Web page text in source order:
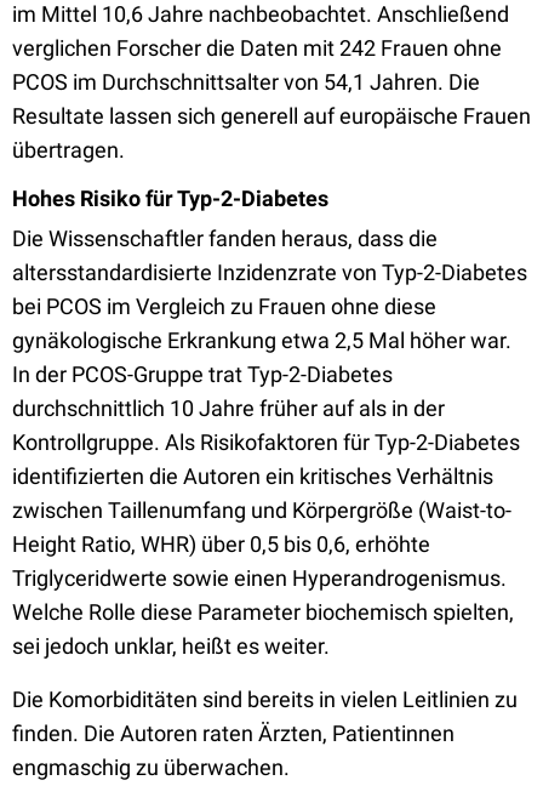
im Mittel 10,6 Jahre nachbeobachtet. Anschließend
verglichen Forscher die Daten mit 242 Frauen ohne
PCOS im Durchschnittsalter von 54,1 Jahren. Die
Resultate lassen sich generell auf europäische Frauen
übertragen.
Hohes Risiko für Typ-2-Diabetes
Die Wissenschaftler fanden heraus, dass die
altersstandardisierte Inzidenzrate von Typ-2-Diabetes
bei PCOS im Vergleich zu Frauen ohne diese
gynäkologische Erkrankung etwa 2,5 Mal höher war.
In der PCOS-Gruppe trat Typ-2-Diabetes
durchschnittlich 10 Jahre früher auf als in der
Kontrollgruppe. Als Risikofaktoren für Typ-2-Diabetes
identifizierten die Autoren ein kritisches Verhältnis
zwischen Taillenumfang und Körpergröße (Waist-to-
Height Ratio, WHR) über 0,5 bis 0,6, erhöhte
Triglyceridwerte sowie einen Hyperandrogenismus.
Welche Rolle diese Parameter biochemisch spielten,
sei jedoch unklar, heißt es weiter.
Die Komorbiditäten sind bereits in vielen Leitlinien zu
finden. Die Autoren raten Ärzten, Patientinnen
engmaschig zu überwachen.